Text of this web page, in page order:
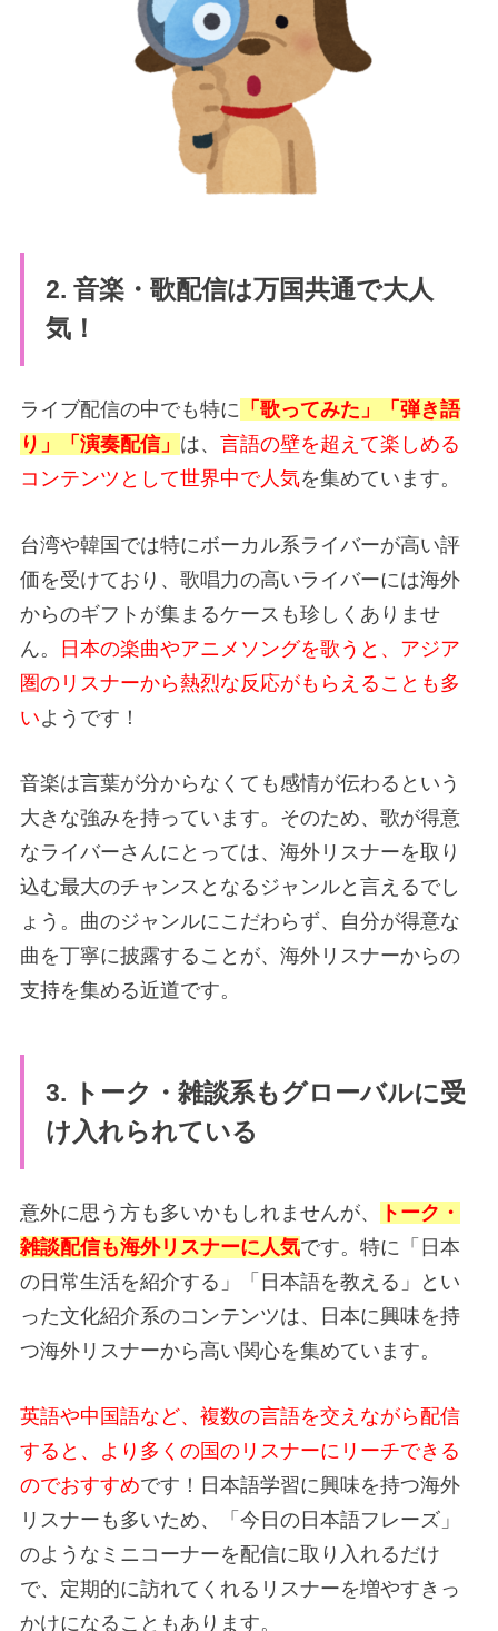
2. 音楽・歌配信は万国共通で大人
気！
ライブ配信の中でも特に 「歌ってみた」「弾き語
り」「演奏配信」 は、 言語の壁を超えて楽しめる
コンテンツとして世界中で人気を集めています。
台湾や韓国では特にボーカル系ライバーが高い評
価を受けており、歌唱力の高いライバーには海外
からのギフトが集まるケースも珍しくありませ
ん。
日本の楽曲やアニメソングを歌うと、アジア
圏のリスナーから熱烈な反応がもらえることも多
いようです！
音楽は言葉が分からなくても感情が伝わるという
大きな強みを持っています。そのため、歌が得意
なライバーさんにとっては、海外リスナーを取り
込む最大のチャンスとなるジャンルと言えるでし
ょう。曲のジャンルにこだわらず、自分が得意な
曲を丁寧に披露することが、海外リスナーからの
支持を集める近道です。
3. トーク・雑談系もグローバルに受
け入れられている
意外に思う方も多いかもしれませんが、
トーク・
雑談配信も海外リスナーに人気です。特に「日本
の日常生活を紹介する」「日本語を教える」とい
った文化紹介系のコンテンツは、日本に興味を持
つ海外リスナーから高い関心を集めています。
英語や中国語など、複数の言語を交えながら配信
すると、より多くの国のリスナーにリーチできる
のでおすすめです！日本語学習に興味を持つ海外
リスナーも多いため、「今日の日本語フレーズ」
のようなミニコーナーを配信に取り入れるだけ
で、定期的に訪れてくれるリスナーを増やすきっ
かけになることもあります。